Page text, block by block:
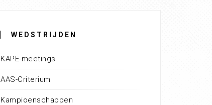
WEDSTRIJDEN
KAPE-meetings
AAS-Criterium
Kampioenschappen